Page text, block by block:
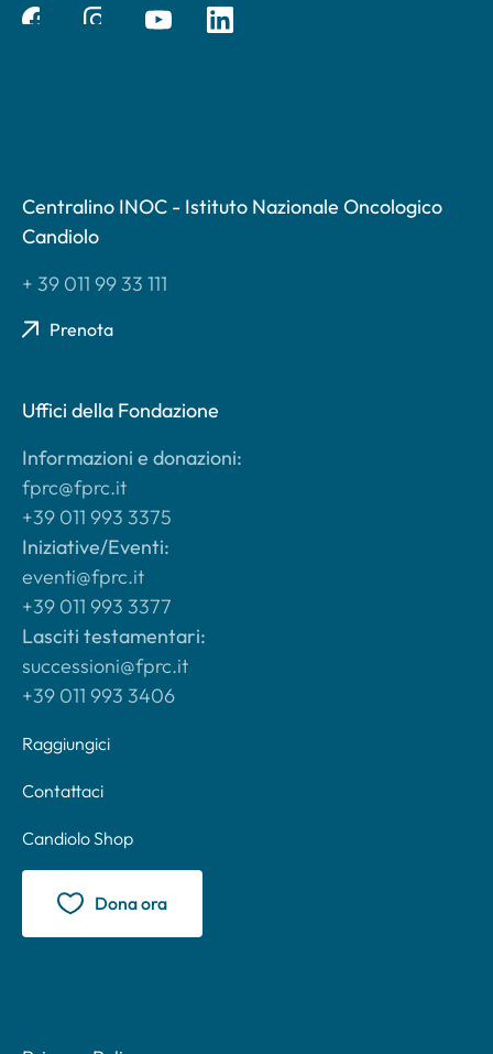
Centralino INOC - Istituto Nazionale Oncologico
Candiolo
+ 39 011 99 33 111
Prenota
Uffici della Fondazione
Informazioni e donazioni:
fprc@fprc.it
+39 011 993 3375
Iniziative/Eventi:
eventi@fprc.it
+39 011 993 3377
Lasciti testamentari:
successioni@fprc.it
+39 011 993 3406
Raggiungici
Contattaci
Candiolo Shop
Dona ora